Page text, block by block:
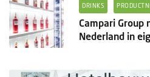
DRINKS
Campari
Nederland in